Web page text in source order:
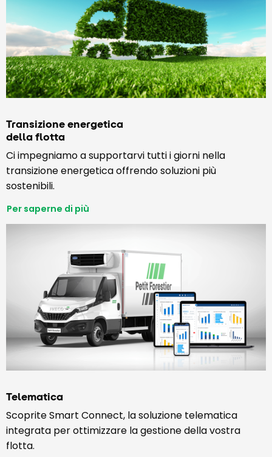
Transizione energetica
della flotta
Ci impegniamo a supportarvi tutti i giorni nella
transizione energetica offrendo soluzioni più
sostenibili.
Per saperne di più
Telematica
Scoprite Smart Connect, la soluzione telematica
integrata per ottimizzare la gestione della vostra
flotta.